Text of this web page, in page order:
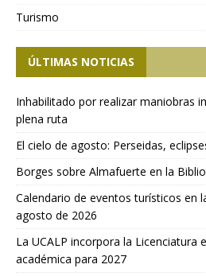
Turismo
ÚLTIMAS NOTICIAS
Inhabilitado por realizar maniobras
plena ruta
El cielo de agosto: Perseidas,
Borges sobre Almafuerte en la
Calendario de eventos turísticos en
agosto de 2026
La UCALP incorpora la Licenciatura
académica para 2027